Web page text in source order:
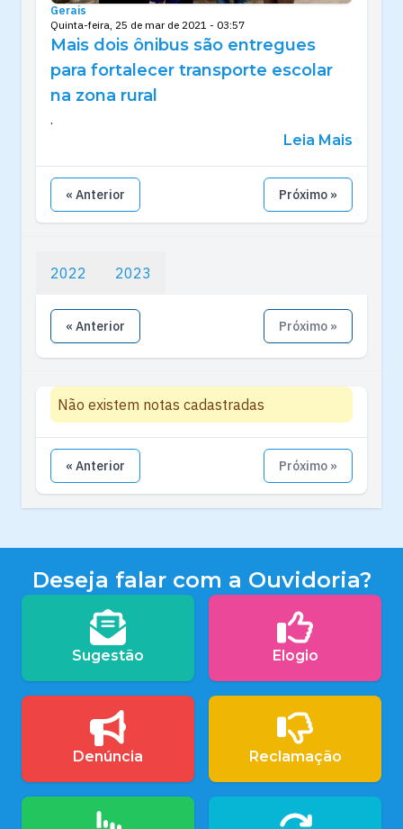
Gerais
Quinta-feira, 25 de mar de 2021 - 03:57
Mais dois ônibus são entregues
para fortalecer transporte escolar
na zona rural
.
Leia Mais
« Anterior Próximo »
2022 2023
« Anterior Próximo »
Não existem notas cadastradas
« Anterior Próximo »
Deseja falar com a Ouvidoria?
Sugestão Elogio
Denúncia Reclamação